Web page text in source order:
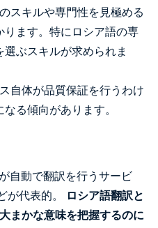
スキルや専門性を見極める
ります。特にロシア語の専
ぶスキルが求められま
自体が品質保証を行うわけ
る傾向があります。
自動で翻訳を行うサービ
が代表的。
ロシア語翻訳と
まかな意味を把握するのに